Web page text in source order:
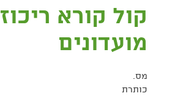
קול קורא ריכוז
מועדונים
מס.
כותרת